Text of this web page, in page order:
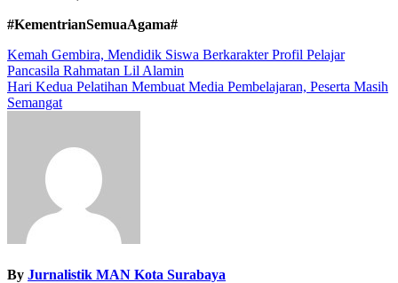
#KementrianSemuaAgama#
Navigasi
pos
Kemah Gembira, Mendidik Siswa Berkarakter Profil Pelajar
Pancasila Rahmatan Lil Alamin
Hari Kedua Pelatihan Membuat Media Pembelajaran, Peserta Masih
Semangat
By Jurnalistik MAN Kota Surabaya